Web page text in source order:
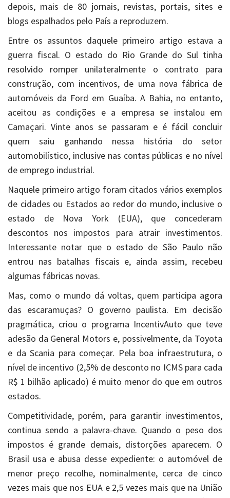
depois, mais de 80 jornais, revistas, portais, sites e
blogs espalhados pelo País a reproduzem.
Entre os assuntos daquele primeiro artigo estava a
guerra fiscal. O estado do Rio Grande do Sul tinha
resolvido romper unilateralmente o contrato para
construção, com incentivos, de uma nova fábrica de
automóveis da Ford em Guaíba. A Bahia, no entanto,
aceitou as condições e a empresa se instalou em
Camaçari. Vinte anos se passaram e é fácil concluir
quem saiu ganhando nessa história do setor
automobilístico, inclusive nas contas públicas e no nível
de emprego industrial.
Naquele primeiro artigo foram citados vários exemplos
de cidades ou Estados ao redor do mundo, inclusive o
estado de Nova York (EUA), que concederam
descontos nos impostos para atrair investimentos.
Interessante notar que o estado de São Paulo não
entrou nas batalhas fiscais e, ainda assim, recebeu
algumas fábricas novas.
Mas, como o mundo dá voltas, quem participa agora
das escaramuças? O governo paulista. Em decisão
pragmática, criou o programa IncentivAuto que teve
adesão da General Motors e, possivelmente, da Toyota
e da Scania para começar. Pela boa infraestrutura, o
nível de incentivo (2,5% de desconto no ICMS para cada
R$ 1 bilhão aplicado) é muito menor do que em outros
estados.
Competitividade, porém, para garantir investimentos,
continua sendo a palavra-chave. Quando o peso dos
impostos é grande demais, distorções aparecem. O
Brasil usa e abusa desse expediente: o automóvel de
menor preço recolhe, nominalmente, cerca de cinco
vezes mais que nos EUA e 2,5 vezes mais que na União